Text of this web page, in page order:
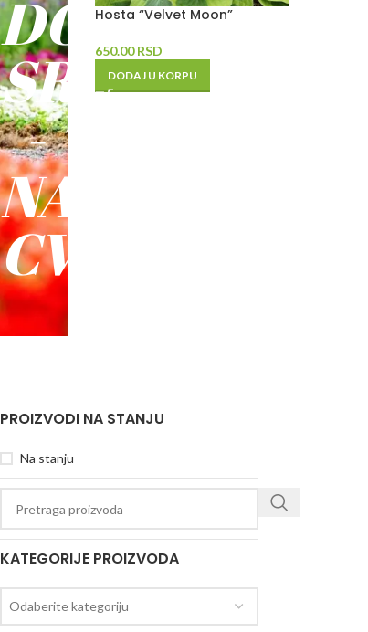
DO
SREĆE
-
NAŠE
CVEĆE
Hosta “Velvet Moon”
650.00RSD
DODAJ U KORPU
PROIZVODI NA STANJU
Na stanju
KATEGORIJE PROIZVODA
Odaberite kategoriju